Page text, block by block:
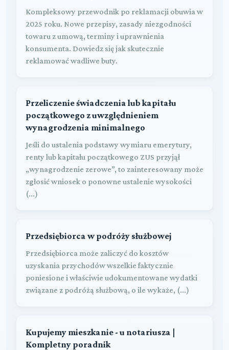
Kompleksowy przewodnik po reklamacji obuwia w
2025 roku. Nowe przepisy, zasady niezgodności
towaru z umową, terminy i uprawnienia
konsumenta. Dowiedz się jak skutecznie
reklamować wadliwe buty.
Przeliczenie świadczenia lub kapitału
początkowego z uwzględnieniem
wynagrodzenia minimalnego
Jeśli do ustalenia podstawy wymiaru emerytury,
renty lub kapitału początkowego ZUS przyjął
„wynagrodzenie zerowe”, to zainteresowany może
zgłosić wniosek o ponowne ustalenie wysokości
(...)
Przedsiębiorca w podróży służbowej
Przedsiębiorca może zaliczyć do kosztów
uzyskania przychodów wszelkie faktycznie
poniesione i właściwie udokumentowane wydatki
związane z podróżą służbową, o ile wykaże, (...)
Kupujemy mieszkanie - u notariusza |
Kompletny poradnik